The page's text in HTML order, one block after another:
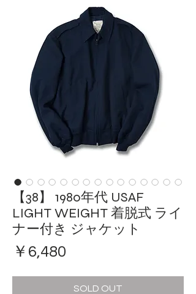
【38】 1980年代 USAF
LIGHT WEIGHT 着脱式 ライ
ナー付き ジャケット
￥6,480
SOLD OUT